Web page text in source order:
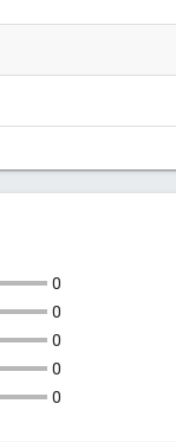
0
0
0
0
0